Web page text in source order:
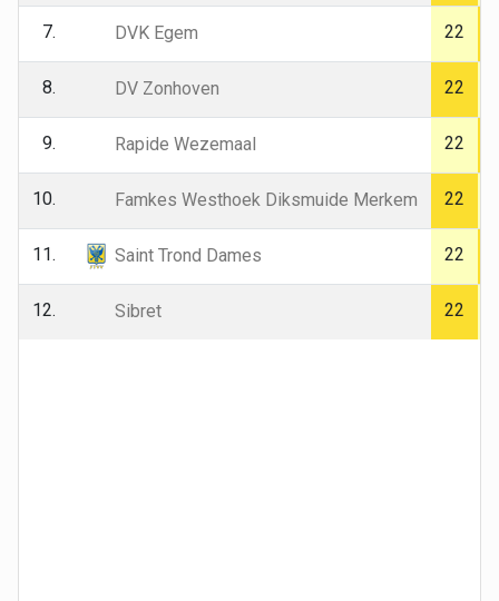
7. DVK Egem 22
8. DV Zonhoven 22
9. Rapide Wezemaal 22
10. Famkes Westhoek Diksmuide Merkem 22
11. Saint Trond Dames 22
12. Sibret 22